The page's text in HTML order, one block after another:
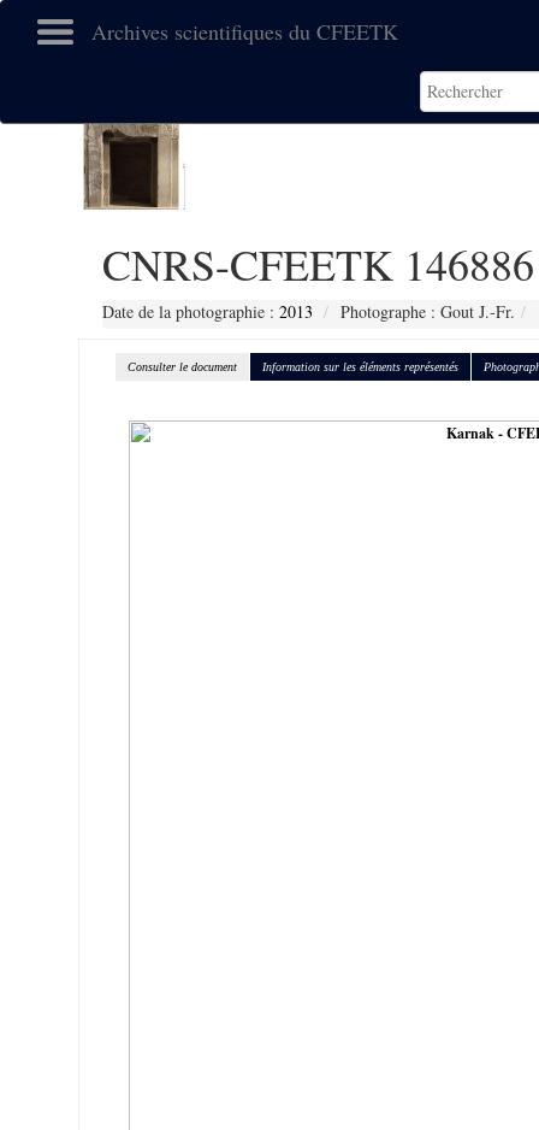
Archives scientifiques du CFEETK
CNRS-CFEETK 146886
Date de la photographie : 2013 Photographe : Gout J.-Fr.
Consulter le document Information sur les éléments représentés